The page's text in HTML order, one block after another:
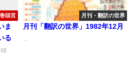
巻頭言
ま
る
月刊・翻訳の世界
月刊「翻訳の世界」1982年12月